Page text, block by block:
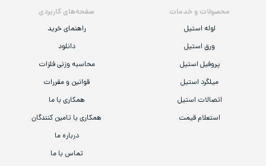
محصولات و خدمات
لوله استیل
ورق استیل
پروفیل استیل
میلگرد استیل
اتصالات استیل
استعلام قیمت
صفحه‌های کاربردی
راهنمای خرید
دانلود
محاسبه وزنی فلزات
قوانین و مقررات
همکاری با ما
همکاری با تامین کنندگان
درباره ما
تماس با ما